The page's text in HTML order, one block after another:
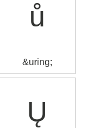
ů
&uring;
Ų